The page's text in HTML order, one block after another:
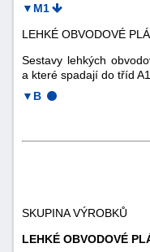
▼M1
LEHKÉ OBVODOVÉ
Sestavy lehkých
a které spadají do tříd
▼B
SKUPINA VÝROBKŮ
LEHKÉ OBVODOVÉ